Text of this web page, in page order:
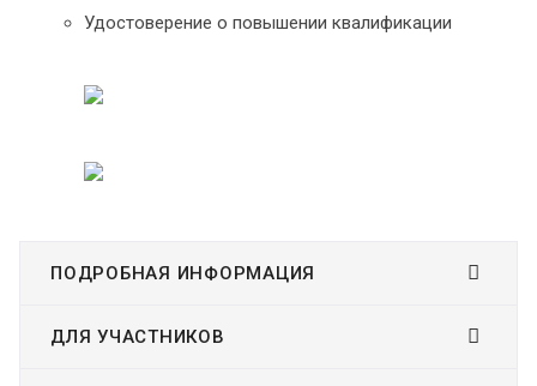
Удостоверение о повышении квалификации
ПОДРОБНАЯ ИНФОРМАЦИЯ
ДЛЯ УЧАСТНИКОВ